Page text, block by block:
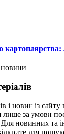
картоплярства:
новини
і новин із
лише за умови
новинних та
для